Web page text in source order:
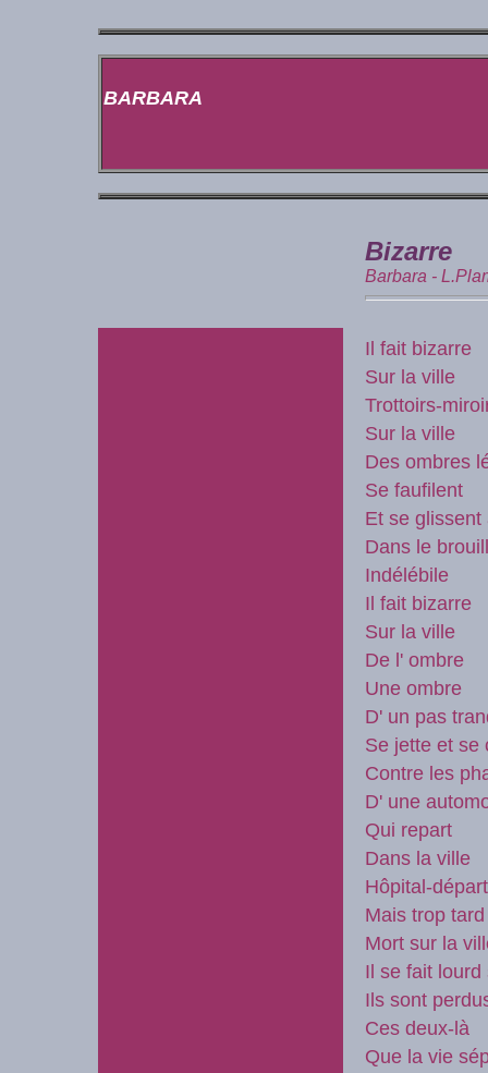
BARBARA
Bizarre
Barbara -
Il fait bizarre
Sur la ville
Trottoirs-
Sur la ville
Des ombres
Se faufilent
Et se glissent
Dans le
Indélébile
Il fait bizarre
Sur la ville
De l' ombre
Une ombre
D' un pas
Se jette et se
Contre les
D' une
Qui repart
Dans la ville
Hôpital-départ
Mais trop tard
Mort sur la
Il se fait lourd
Ils sont
Ces deux-là
Que la vie